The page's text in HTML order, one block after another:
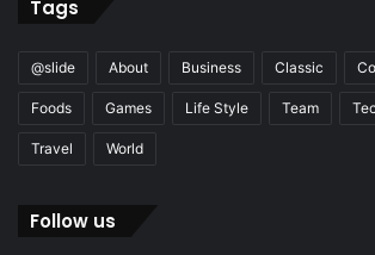
Tags
@slide About Business Classic
Foods Games Life Style Team
Travel World
Follow us